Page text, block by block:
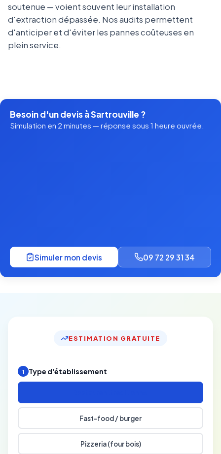
soutenue — voient souvent leur installation
d'extraction dépassée. Nos audits permettent
d'anticiper et d'éviter les pannes coûteuses en
plein service.
Besoin d'un devis à Sartrouville ?
Simulation en 2 minutes — réponse sous 1 heure ouvrée.
Simuler mon devis 09 72 29 31 34
ESTIMATION GRATUITE
1 Type d'établissement
Fast-food / burger
Pizzeria (four bois)